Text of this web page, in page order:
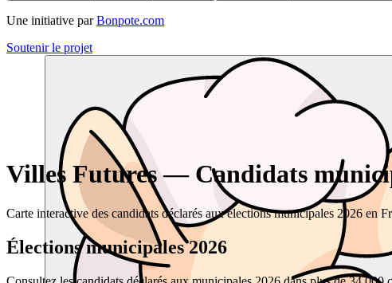
Une initiative par Bonpote.com
Soutenir le projet
Villes Futures — Candidats
Carte interactive des candidats déclarés aux élections municipales 2026 en
Élections municipales 2026